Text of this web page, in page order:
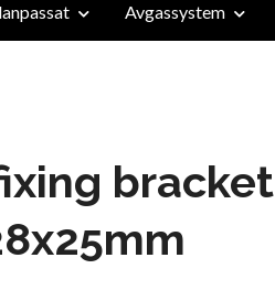
Avgassystem
bracket